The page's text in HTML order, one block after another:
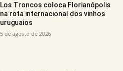
Los Troncos coloca Florianópolis
na rota internacional dos vinhos
uruguaios
5 de agosto de 2026